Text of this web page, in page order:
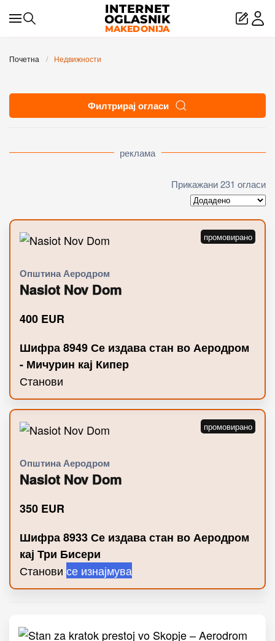
Skip to main content
Почетна Недвижности
Филтрирај огласи
реклама
Прикажани 231 огласи
Општина Аеродром
Nasiot Nov Dom
400 EUR
Шифра 8949 Се издава стан во Аеродром
- Мичурин кај Кипер
Станови
Општина Аеродром
Nasiot Nov Dom
350 EUR
Шифра 8933 Се издава стан во Аеродром
кај Три Бисери
Станови се изнајмува